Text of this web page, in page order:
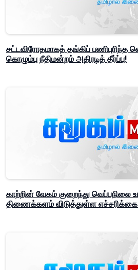
சட்டவிரோதமாகத் தங்கிப் பணிபுரிந்த
கொழும்பு நீதிமன்றம் அதிரடித் தீர்ப்பு!
காற்றின் வேகம் குறைந்து வெப்பநிலை
திணைக்களம் விடுத்துள்ள